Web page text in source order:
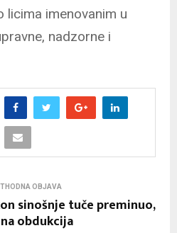
licima imenovanim u
nadzorne i
OBJAVA
sinošnje tuče preminuo,
obdukcija